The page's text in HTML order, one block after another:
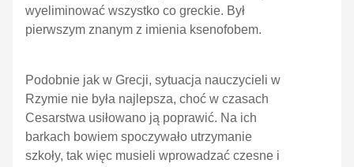
wyeliminować wszystko co greckie. Był
pierwszym znanym z imienia ksenofobem.
Podobnie jak w Grecji, sytuacja nauczycieli w
Rzymie nie była najlepsza, choć w czasach
Cesarstwa usiłowano ją poprawić. Na ich
barkach bowiem spoczywało utrzymanie
szkoły, tak więc musieli wprowadzać czesne i